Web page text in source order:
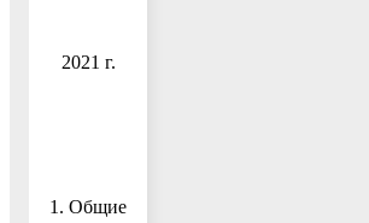
2021 г.
1. Общие